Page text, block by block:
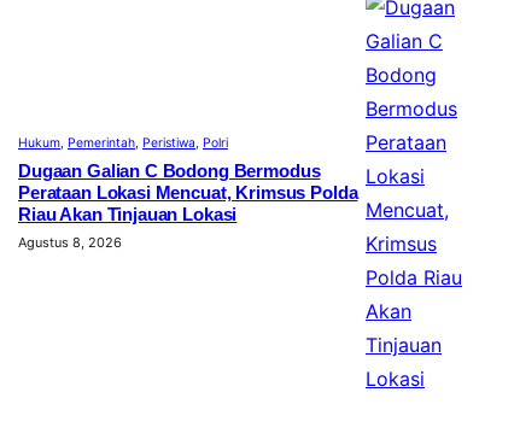
Hukum, Pemerintah, Peristiwa, Polri
Dugaan Galian C Bodong Bermodus
Perataan Lokasi Mencuat, Krimsus Polda
Riau Akan Tinjauan Lokasi
Agustus 8, 2026